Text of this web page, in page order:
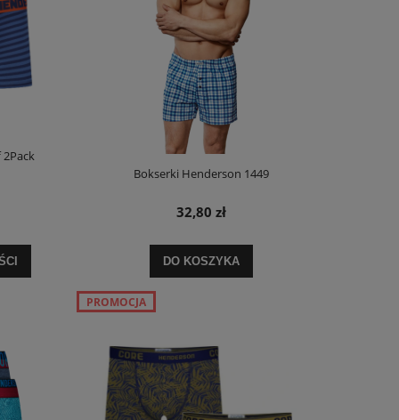
Bokserki Henderson 1449
32,80 zł
DO KOSZYKA
PROMOCJA